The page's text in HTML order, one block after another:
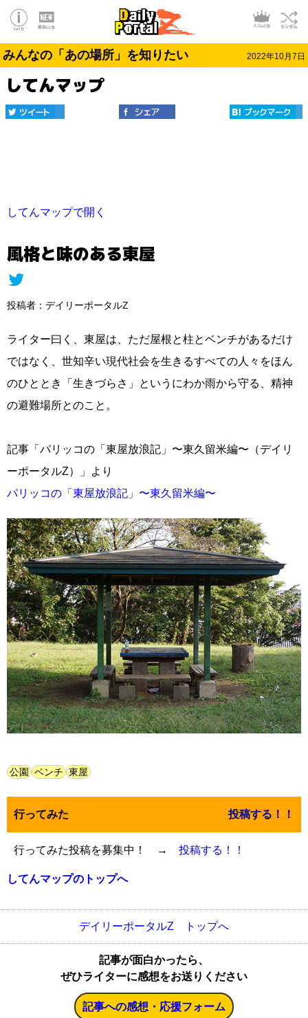
みんなの「あの場所」を知りたい 2022年10月7日
してんマップ
してんマップで開く
風格と味のある東屋
投稿者：デイリーポータルZ
ライター曰く、東屋は、ただ屋根と柱とベンチがあるだけ
ではなく、世知辛い現代社会を生きるすべての人々をほん
のひととき「生きづらさ」というにわか雨から守る、精神
の避難場所とのこと。
記事「パリッコの「東屋放浪記」〜東久留米編〜（デイリ
ーポータルZ）」より
パリッコの「東屋放浪記」〜東久留米編〜
公園 ベンチ 東屋
行ってみた 投稿する！！
行ってみた投稿を募集中！ → 投稿する！！
してんマップのトップへ
デイリーポータルZ トップへ
記事が面白かったら、
ぜひライターに感想をお送りください
記事への感想・応援フォーム